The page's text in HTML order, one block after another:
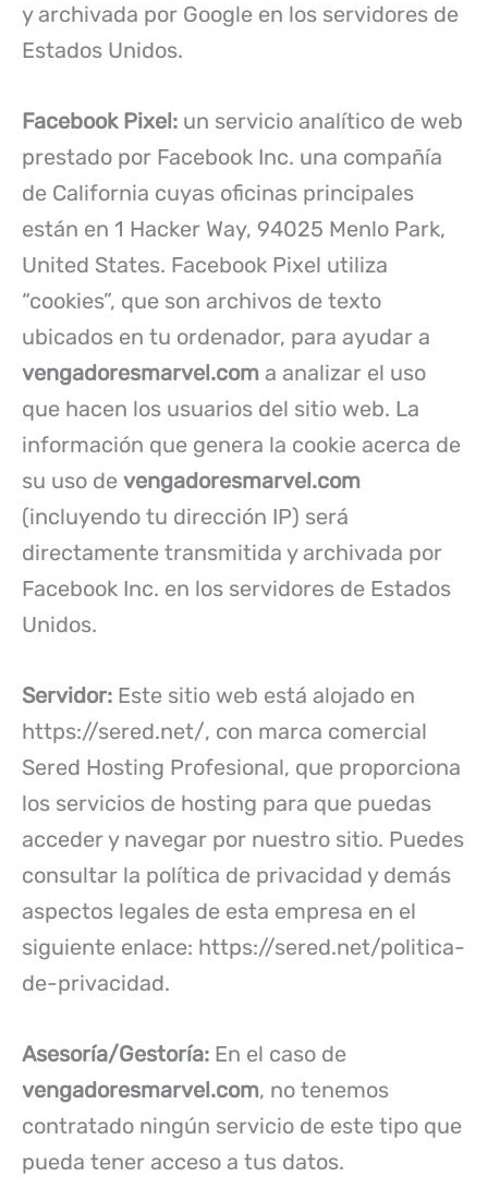
y archivada por Google en los servidores de
Estados Unidos.
Facebook Pixel: un servicio analítico de web
prestado por Facebook Inc. una compañía
de California cuyas oficinas principales
están en 1 Hacker Way, 94025 Menlo Park,
United States. Facebook Pixel utiliza
“cookies”, que son archivos de texto
ubicados en tu ordenador, para ayudar a
vengadoresmarvel.com a analizar el uso
que hacen los usuarios del sitio web. La
información que genera la cookie acerca de
su uso de vengadoresmarvel.com
(incluyendo tu dirección IP) será
directamente transmitida y archivada por
Facebook Inc. en los servidores de Estados
Unidos.
Servidor: Este sitio web está alojado en
https://sered.net/, con marca comercial
Sered Hosting Profesional, que proporciona
los servicios de hosting para que puedas
acceder y navegar por nuestro sitio. Puedes
consultar la política de privacidad y demás
aspectos legales de esta empresa en el
siguiente enlace: https://sered.net/politica-
de-privacidad.
Asesoría/Gestoría: En el caso de
vengadoresmarvel.com, no tenemos
contratado ningún servicio de este tipo que
pueda tener acceso a tus datos.